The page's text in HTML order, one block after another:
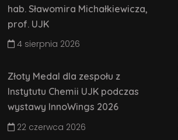
hab. Sławomira Michałkiewicza,
prof. UJK
4 sierpnia 2026
Złoty Medal dla zespołu z
Instytutu Chemii UJK podczas
wystawy InnoWings 2026
22 czerwca 2026